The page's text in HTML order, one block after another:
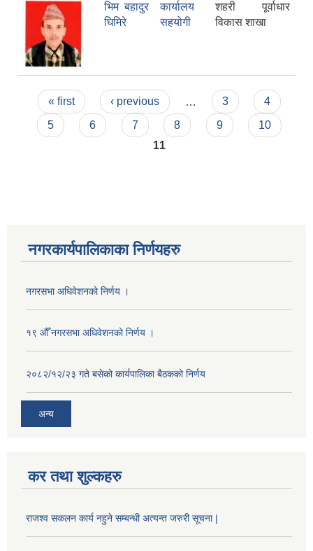
भिम बहादुर
घिमिरे
कार्यालय
सहयोगी
शहरी पूर्वाधार
विकास शाखा
Pages
« first ‹ previous 3
4
5
6 7 8 9
10
11
नगरकार्यपालिकाका निर्णयहरु
नगरसभा अधिवेशनको निर्णय ।
१९ औँ नगरसभा अधिवेशनको निर्णय ।
२०८२/१२/२३ गते बसेको कार्यपालिका बैठकको निर्णय
अन्य
कर तथा शुल्कहरु
राजश्व सकलन कार्य नहुने सम्बन्धी अत्यन्त जरुरी सूचना |